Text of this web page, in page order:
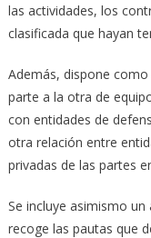
las actividades, los
clasificada que hayan
Además, dispone
parte a la otra de
con entidades de
otra relación entre
privadas de las partes
Se incluye asimismo un
recoge las pautas que